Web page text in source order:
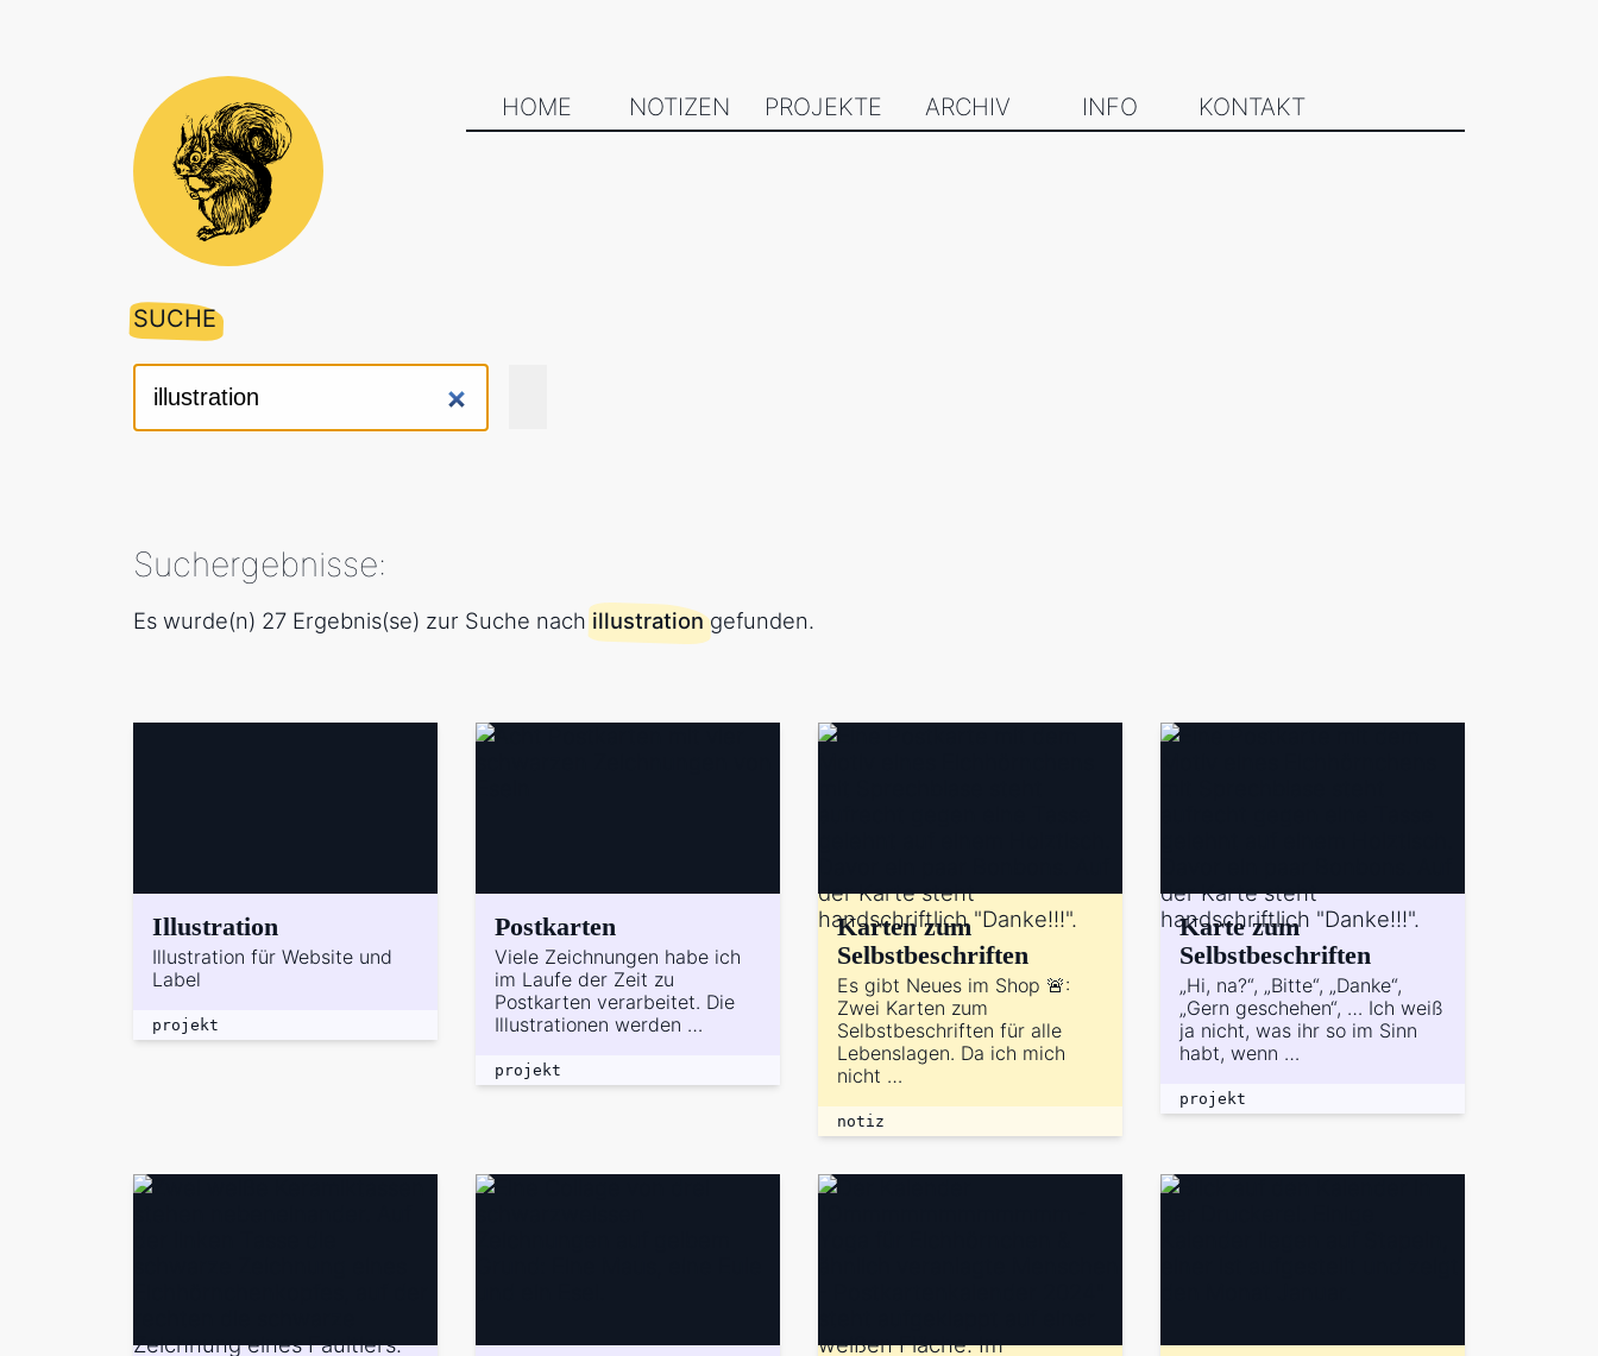
HOME NOTIZEN PROJEKTE ARCHIV INFO KONTAKT
SUCHE
Suchergebnisse:
Es wurde(n) 27 Ergebnis(se) zur Suche nach illustrationgefunden.
Illustration
Illustration für Website und
Label
projekt
Postkarten
Viele Zeichnungen habe ich
im Laufe der Zeit zu
Postkarten verarbeitet. Die
Illustrationen werden …
projekt
Karten zum
Selbstbeschriften
Es gibt Neues im Shop 🚨:
Zwei Karten zum
Selbstbeschriften für alle
Lebenslagen. Da ich mich
nicht …
notiz
Karte zum
Selbstbeschriften
„Hi, na?“, „Bitte“, „Danke“,
„Gern geschehen“, … Ich weiß
ja nicht, was ihr so im Sinn
habt, wenn …
projekt